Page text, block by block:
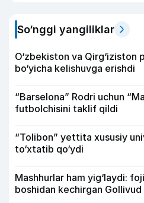
So‘nggi yangiliklar
O‘zbekiston va Qirg‘iziston
bo‘yicha kelishuvga erishdi
“Barselona” Rodri uchun
futbolchisini taklif qildi
“Tolibon” yettita xususiy
to‘xtatib qo‘ydi
Mashhurlar ham yig‘laydi:
boshidan kechirgan